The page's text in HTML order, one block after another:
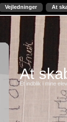
Vejledninger At
At
Et indblik i mine